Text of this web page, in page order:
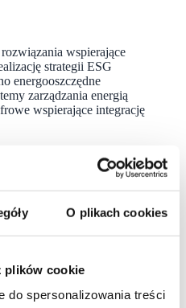
O plikach cookies
plików cookie
do spersonalizowania treści
wspierające
strategii ESG
energooszczędne
zarządzania energią
wspierające integrację
omnichannel, takich jak
Express, a także
konsultantów.
pozostaje funkcja
mobilnej DOUGLAS,
makijażu.
zlokalizowana
Rondzie Silesiana